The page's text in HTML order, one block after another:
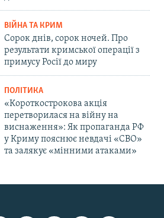
ВІЙНА ТА КРИМ
Сорок днів, сорок ночей. Про
результати кримської операції з
примусу Росії до миру
ПОЛІТИКА
«Короткострокова акція
перетворилася на війну на
виснаження»: Як пропаганда РФ
у Криму пояснює невдачі «СВО»
та залякує «мінними атаками»